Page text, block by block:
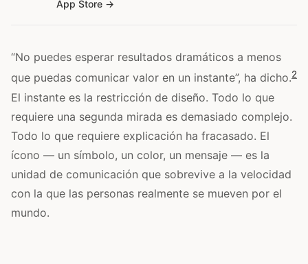
App Store
“No puedes esperar resultados dramáticos a menos
que puedas comunicar valor en un instante”, ha dicho.2
El instante es la restricción de diseño. Todo lo que
requiere una segunda mirada es demasiado complejo.
Todo lo que requiere explicación ha fracasado. El
ícono — un símbolo, un color, un mensaje — es la
unidad de comunicación que sobrevive a la velocidad
con la que las personas realmente se mueven por el
mundo.